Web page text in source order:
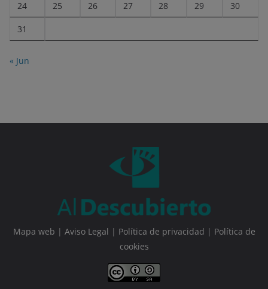
24 25 26 27 28 29 30
31
« Jun
Mapa web | Aviso Legal | Política de privacidad | Política de
cookies